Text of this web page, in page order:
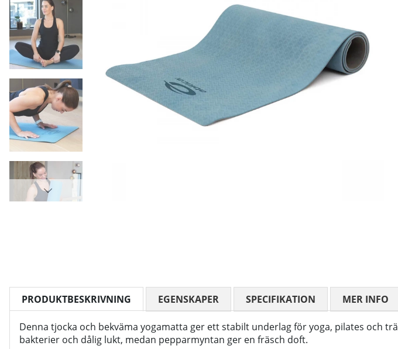
PRODUKTBESKRIVNING
Denna tjocka och bekväma yogamatta ger ett stabilt underlag för yoga, pilates och
bakterier och dålig lukt, medan pepparmyntan ger en fräsch doft.
EGENSKAPER SPECIFIKATION MER INFO